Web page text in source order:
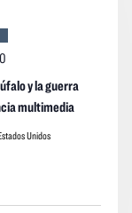
y la guerra
multimedia
Unidos